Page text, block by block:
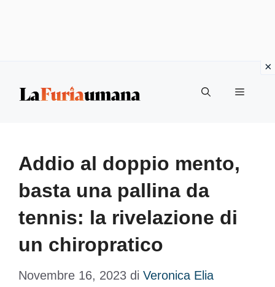
Menu
Addio al doppio mento,
basta una pallina da
tennis: la rivelazione di
un chiropratico
Novembre 16, 2023 di Veronica Elia